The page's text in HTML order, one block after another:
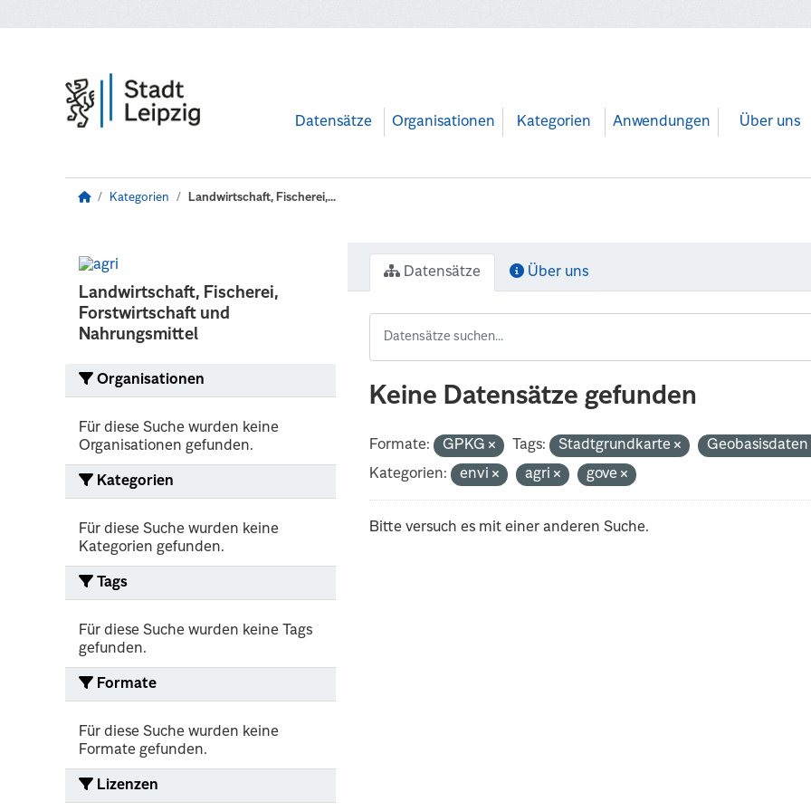
Datensätze Organisationen Kategorien Anwendungen Über uns
Kategorien Landwirtschaft, Fischerei,...
Landwirtschaft, Fischerei,
Forstwirtschaft und
Nahrungsmittel
Organisationen
Für diese Suche wurden keine
Organisationen gefunden.
Kategorien
Für diese Suche wurden keine
Kategorien gefunden.
Tags
Für diese Suche wurden keine Tags
gefunden.
Formate
Für diese Suche wurden keine
Formate gefunden.
Lizenzen
Datensätze Über uns
Keine Datensätze gefunden
Formate: GPKG Tags: Stadtgrundkarte
Kategorien:
envi agri gove
Bitte versuch es mit einer anderen Suche.